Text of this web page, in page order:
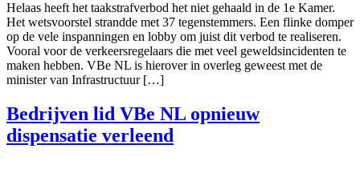
Helaas heeft het taakstrafverbod het niet gehaald in de 1e Kamer.
Het wetsvoorstel strandde met 37 tegenstemmers. Een flinke domper
op de vele inspanningen en lobby om juist dit verbod te realiseren.
Vooral voor de verkeersregelaars die met veel geweldsincidenten te
maken hebben. VBe NL is hierover in overleg geweest met de
minister van Infrastructuur […]
Bedrijven lid VBe NL opnieuw
dispensatie verleend